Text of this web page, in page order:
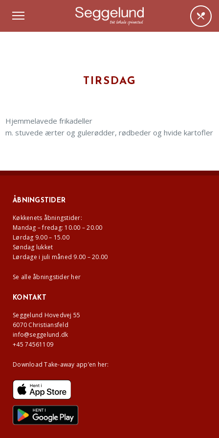
TIRSDAG
Hjemmelavede frikadeller
m. stuvede ærter og gulerødder, rødbeder og hvide kartofler
ÅBNINGSTIDER
Køkkenets åbningstider:
Mandag – fredag: 10.00 – 20.00
Lørdag 9.00 – 15.00
Søndag lukket
Lørdage i juli måned 9.00 – 20.00
Se alle åbningstider her
KONTAKT
Seggelund Hovedvej 55
6070 Christiansfeld
info@seggelund.dk
+45 74561109
Download Take-away app’en her: